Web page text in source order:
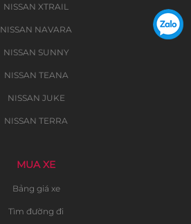
NISSAN XTRAIL
NISSAN NAVARA
NISSAN SUNNY
NISSAN TEANA
NISSAN JUKE
NISSAN TERRA
MUA XE
Bảng giá xe
Tìm đường đi